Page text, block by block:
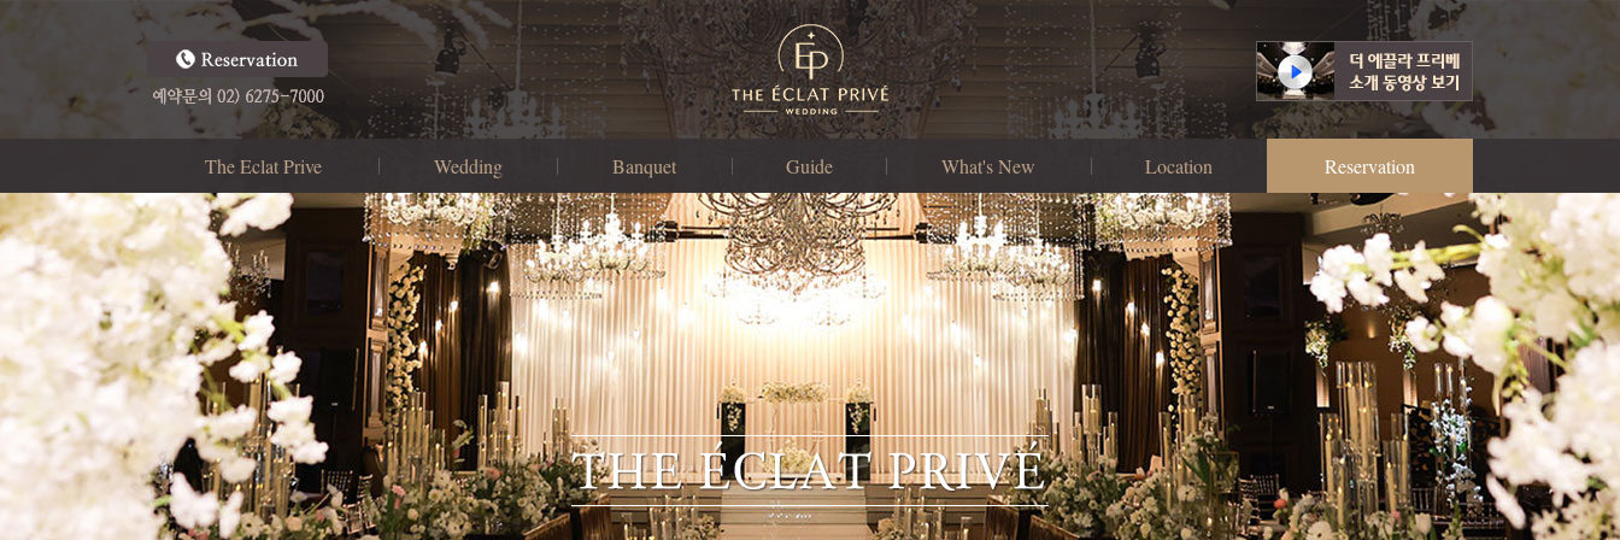
The Eclat Prive
Brand Concept
Our Style
Wedding
더드림홀
신부대기실
로비라운지
폐백실
결혼식순서
Banquet
연회장
연회메뉴
돌잔치
가족파티
기업연회
Guide
예식 비용안내
연회 비용안내
협력업체
자주 묻는 질문
What's New
Special Offers
News & Notice
Location
찾아오시는 길
Reservation
예식 예약상담
연회 예약상담